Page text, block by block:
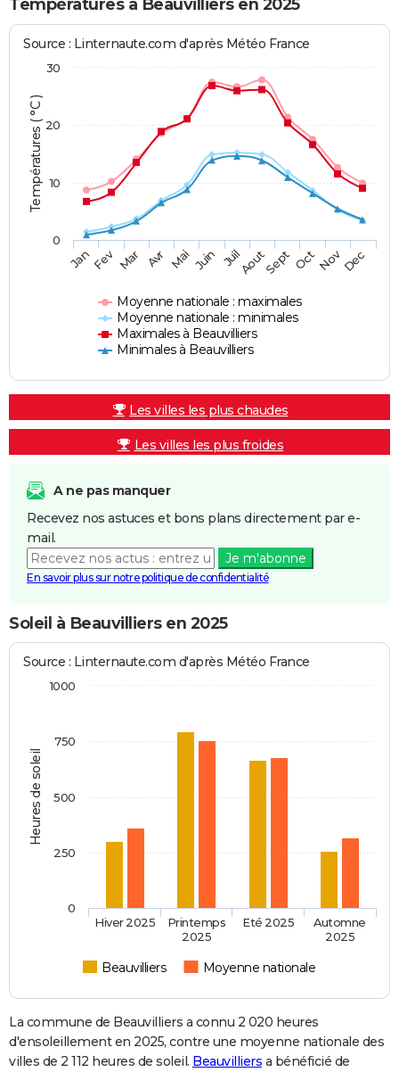
Températures à Beauvilliers en 2025
Températures ( °C )
Source : Linternaute.com d'après Météo France
Moyenne nationale : maximales
Moyenne nationale : minimales
Maximales à Beauvilliers
Minimales à Beauvilliers
JanFev Mar Avr Mai Juin JuilAoutSept OctNovDec
0
10
20
30
Les villes les plus chaudes
Les villes les plus froides
A ne pas manquer
Recevez nos astuces et bons plans directement par e-
mail.
Je m'abonne
En savoir plus sur notre politique de confidentialité
Soleil à Beauvilliers en 2025
Heures de soleil
Source : Linternaute.com d'après Météo France
Beauvilliers Moyenne nationale
Hiver 2025
Printemps
2025
Eté 2025
Automne
2025
0
1000
250
500
750
La commune de Beauvilliers a connu 2 020 heures
d'ensoleillement en 2025, contre une moyenne nationale des
villes de 2 112 heures de soleil. Beauvilliers a bénéficié de